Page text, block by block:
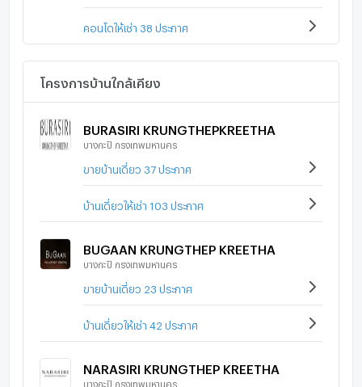
Heathfield International School
รร.เตรียมอุดมศึกษาน้อมเกล้า
รร.มินทราชินูทิศ
รร.นวมินทราชินูทิศ สตรีวิทยา 2
International Montessori Center (IMC)
รร.เทพศิรินทร์ ร่มเกล้า
ม.เกษมบัณฑิต วิทยาเขตร่มเกล้า
รร.สารสาสน์วิเทศ ร่มเกล้า
รพ.สมิติเวช ศรีนครินทร์
รพ.วิภาราม
รพ.เกษมราษร์ รามคำแหง
รพ.ลาดพร้าว
รพ.รามคำแหง 2
รพ.สินแพทย์ เสรีรักษ์
รพ.นพรัตนราชธานี
รพ.ปิยเวช
รพ.กรุงเทพ
รพ.พระราม 9
คอนโดให้เช่า 38 ประกาศ
โครงการบ้านใกล้เคียง
BURASIRI KRUNGTHEPKREETHA
บางกะปิ กรุงเทพมหานคร
ขายบ้านเดี่ยว 37 ประกาศ
บ้านเดี่ยวให้เช่า 103 ประกาศ
BUGAAN KRUNGTHEP KREETHA
บางกะปิ กรุงเทพมหานคร
ขายบ้านเดี่ยว 23 ประกาศ
บ้านเดี่ยวให้เช่า 42 ประกาศ
NARASIRI KRUNGTHEP KREETHA
บางกะปิ กรุงเทพมหานคร